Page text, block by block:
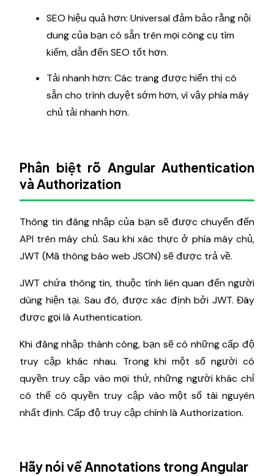
SEO hiệu quả hơn: Universal đảm bảo rằng nội
dung của bạn có sẵn trên mọi công cụ tìm
kiếm, dẫn đến SEO tốt hơn.
Tải nhanh hơn: Các trang được hiển thị có
sẵn cho trình duyệt sớm hơn, vì vậy phía máy
chủ tải nhanh hơn.
Phân biệt rõ Angular Authentication
và Authorization
Thông tin đăng nhập của bạn sẽ được chuyển đến
API trên máy chủ. Sau khi xác thực ở phía máy chủ,
JWT (Mã thông báo web JSON) sẽ được trả về.
JWT chứa thông tin, thuộc tính liên quan đến người
dùng hiện tại. Sau đó, được xác định bởi JWT. Đây
được gọi là Authentication.
Khi đăng nhập thành công, bạn sẽ có những cấp độ
truy cập khác nhau. Trong khi một số người có
quyền truy cập vào mọi thứ, những người khác chỉ
có thể có quyền truy cập vào một số tài nguyên
nhất định. Cấp độ truy cập chính là Authorization.
Hãy nói về Annotations trong Angular